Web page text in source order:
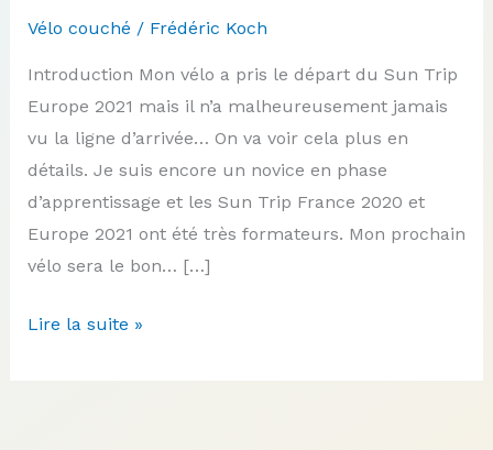
Vélo couché / Frédéric Koch
Introduction Mon vélo a pris le départ du Sun Trip
Europe 2021 mais il n’a malheureusement jamais
vu la ligne d’arrivée… On va voir cela plus en
détails. Je suis encore un novice en phase
d’apprentissage et les Sun Trip France 2020 et
Europe 2021 ont été très formateurs. Mon prochain
vélo sera le bon… […]
Le
Lire la suite »